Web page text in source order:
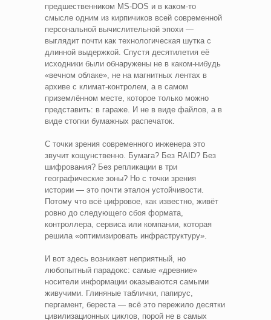
предшественником MS-DOS и в каком-то
смысле одним из кирпичиков всей современной
персональной вычислительной эпохи —
выглядит почти как технологическая шутка с
длинной выдержкой. Спустя десятилетия её
исходники были обнаружены не в каком-нибудь
«вечном облаке», не на магнитных лентах в
архиве с климат-контролем, а в самом
приземлённом месте, которое только можно
представить: в гараже. И не в виде файлов, а в
виде стопки бумажных распечаток.
С точки зрения современного инженера это
звучит кощунственно. Бумага? Без RAID? Без
шифрования? Без репликации в три
географические зоны? Но с точки зрения
истории — это почти эталон устойчивости.
Потому что всё цифровое, как известно, живёт
ровно до следующего сбоя формата,
контроллера, сервиса или компании, которая
решила «оптимизировать инфраструктуру».
И вот здесь возникает неприятный, но
любопытный парадокс: самые «древние»
носители информации оказываются самыми
живучими. Глиняные таблички, папирус,
пергамент, береста — всё это пережило десятки
цивилизационных циклов, порой не в самых